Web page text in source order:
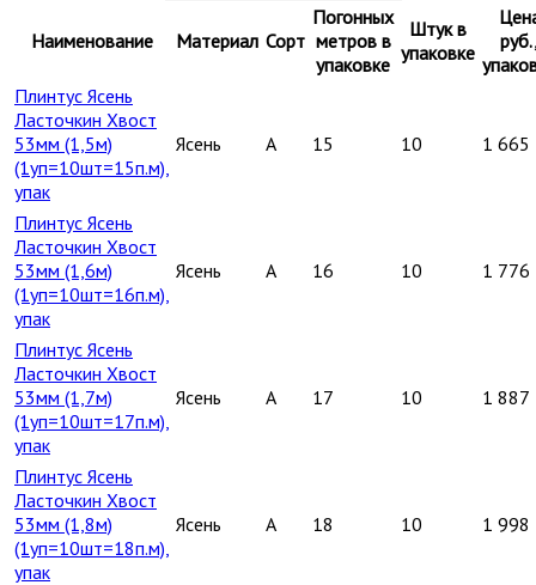
Наименование Материал Сорт
Погонных
метров в
упаковке
Штук в
упаковке
Плинтус Ясень
Ласточкин Хвост
53мм (1,5м)
(1уп=10шт=15п.м),
упак
Ясень A 15 10 1 665
Плинтус Ясень
Ласточкин Хвост
53мм (1,6м)
(1уп=10шт=16п.м),
упак
Ясень A 16 10 1 776
Плинтус Ясень
Ласточкин Хвост
53мм (1,7м)
(1уп=10шт=17п.м),
упак
Ясень A 17 10 1 887
Плинтус Ясень
Ласточкин Хвост
53мм (1,8м)
(1уп=10шт=18п.м),
упак
Ясень A 18 10 1 998